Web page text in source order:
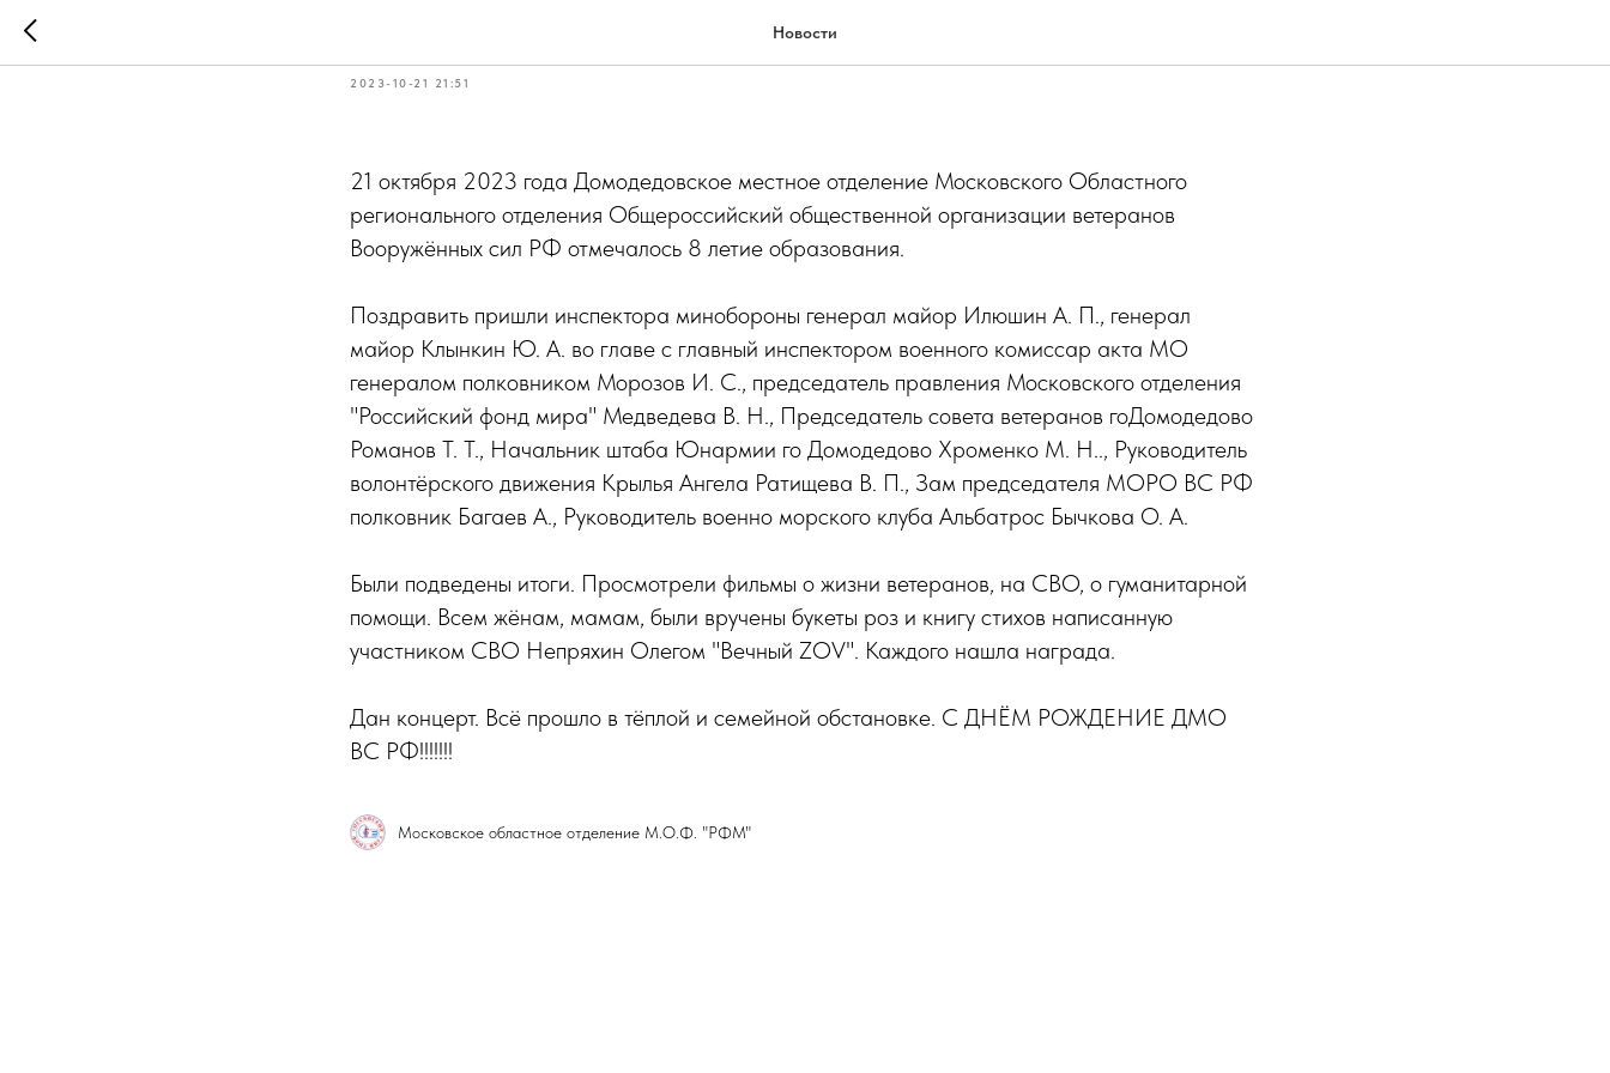
Новости
С ДНЁМ РОЖДЕНИЕ ДМО ВС РФ!
2023-10-21 21:51
21 октября 2023 года Домодедовское местное отделение Московского Областного
регионального отделения Общероссийский общественной организации ветеранов
Вооружённых сил РФ отмечалось 8 летие образования.
Поздравить пришли инспектора минобороны генерал майор Илюшин А. П., генерал
майор Клынкин Ю. А. во главе с главный инспектором военного комиссар акта МО
генералом полковником Морозов И. С., председатель правления Московского отделения
"Российский фонд мира" Медведева В. Н., Председатель совета ветеранов гоДомодедово
Романов Т. Т., Начальник штаба Юнармии го Домодедово Хроменко М. Н.., Руководитель
волонтёрского движения Крылья Ангела Ратищева В. П., Зам председателя МОРО ВС РФ
полковник Багаев А., Руководитель военно морского клуба Альбатрос Бычкова О. А.
Были подведены итоги. Просмотрели фильмы о жизни ветеранов, на СВО, о гуманитарной
помощи. Всем жёнам, мамам, были вручены букеты роз и книгу стихов написанную
участником СВО Непряхин Олегом "Вечный ZOV". Каждого нашла награда.
Дан концерт. Всё прошло в тёплой и семейной обстановке. С ДНЁМ РОЖДЕНИЕ ДМО
ВС РФ!!!!!!!
Московское областное отделение М.О.Ф. "РФМ"